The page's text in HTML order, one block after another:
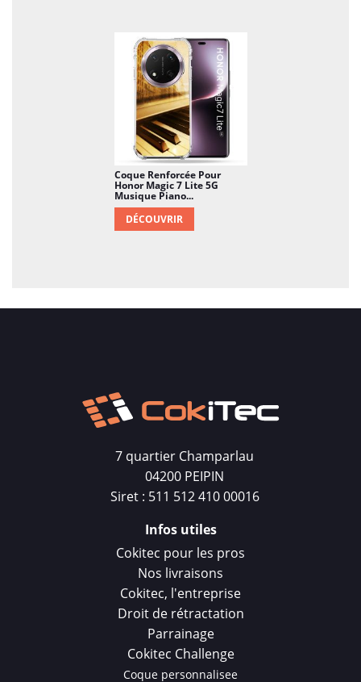
Coque Renforcée Pour
Honor Magic 7 Lite 5G
Musique Piano...
DÉCOUVRIR
7 quartier Champarlau
04200 PEIPIN
Siret : 511 512 410 00016
Infos utiles
Cokitec pour les pros
Nos livraisons
Cokitec, l'entreprise
Droit de rétractation
Parrainage
Cokitec Challenge
Coque personnalisee